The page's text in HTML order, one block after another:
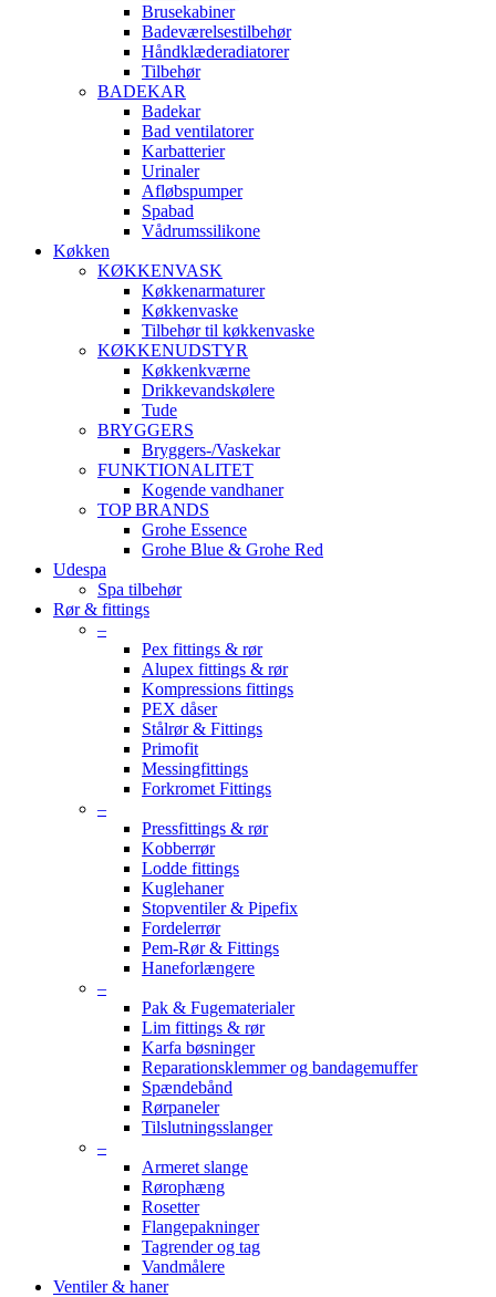
Brusekabiner
Badeværelsestilbehør
Håndklæderadiatorer
Tilbehør
BADEKAR
Badekar
Bad ventilatorer
Karbatterier
Urinaler
Afløbspumper
Spabad
Vådrumssilikone
Køkken
KØKKENVASK
Køkkenarmaturer
Køkkenvaske
Tilbehør til køkkenvaske
KØKKENUDSTYR
Køkkenkværne
Drikkevandskølere
Tude
BRYGGERS
Bryggers-/Vaskekar
FUNKTIONALITET
Kogende vandhaner
TOP BRANDS
Grohe Essence
Grohe Blue & Grohe Red
Udespa
Spa tilbehør
Rør & fittings
–
Pex fittings & rør
Alupex fittings & rør
Kompressions fittings
PEX dåser
Stålrør & Fittings
Primofit
Messingfittings
Forkromet Fittings
–
Pressfittings & rør
Kobberrør
Lodde fittings
Kuglehaner
Stopventiler & Pipefix
Fordelerrør
Pem-Rør & Fittings
Haneforlængere
–
Pak & Fugematerialer
Lim fittings & rør
Karfa bøsninger
Reparationsklemmer og bandagemuffer
Spændebånd
Rørpaneler
Tilslutningsslanger
–
Armeret slange
Rørophæng
Rosetter
Flangepakninger
Tagrender og tag
Vandmålere
Ventiler & haner